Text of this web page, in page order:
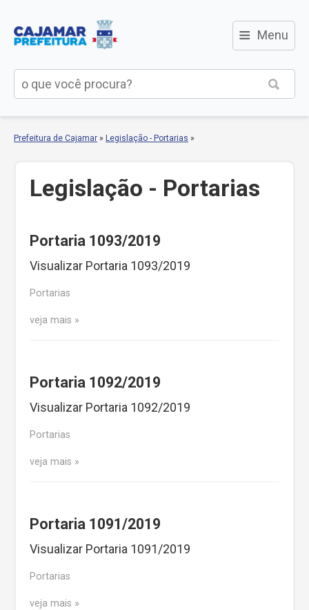
≡ Menu
Prefeitura de Cajamar » Legislação - Portarias »
Legislação - Portarias
Portaria 1093/2019
Visualizar Portaria 1093/2019
Portarias
veja mais
Portaria 1092/2019
Visualizar Portaria 1092/2019
Portarias
veja mais
Portaria 1091/2019
Visualizar Portaria 1091/2019
Portarias
veja mais